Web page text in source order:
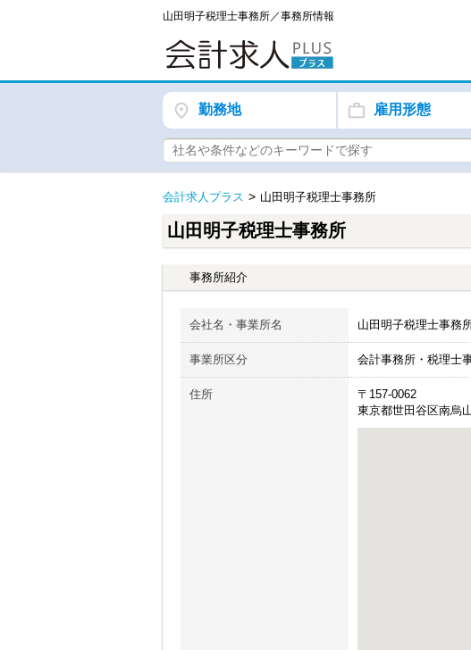
山田明子税理士事務所／事務所情報
勤務地 雇用形態
会計求人プラス 山田明子税理士事務所
山田明子税理士事務所
事務所紹介
会社名・事業所名 山田明子税理士事務
事業所区分 会計事務所・税理士
住所
〒157-0062
東京都世田谷区南烏